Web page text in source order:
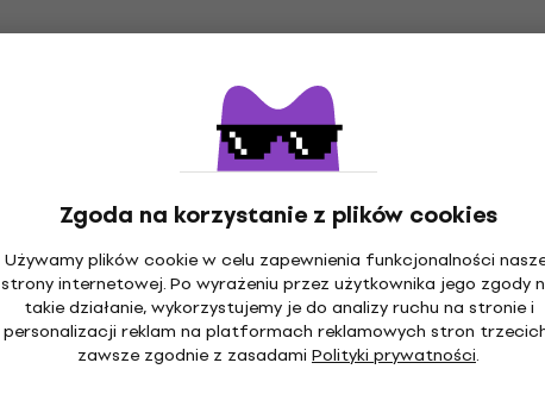
Zgoda na korzystanie z plików cookies
Używamy plików cookie w celu zapewnienia funkcjonalności
strony internetowej. Po wyrażeniu przez użytkownika jego zgody
takie działanie, wykorzystujemy je do analizy ruchu na stronie i
personalizacji reklam na platformach reklamowych stron
zawsze zgodnie z zasadami Polityki prywatności.